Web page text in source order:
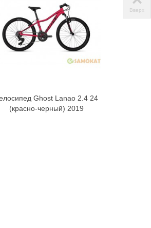
В корзину
Ghost Lanao 2.4 24
(красно-черный) 2019
Вверх